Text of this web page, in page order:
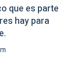
que es parte
hay para